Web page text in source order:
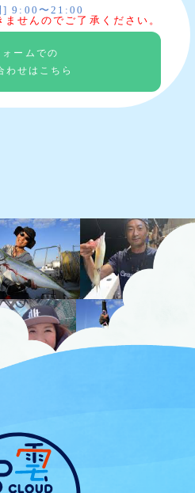
] 9:00〜21:00
せんのでご了承ください。
ォームでの
わせはこちら